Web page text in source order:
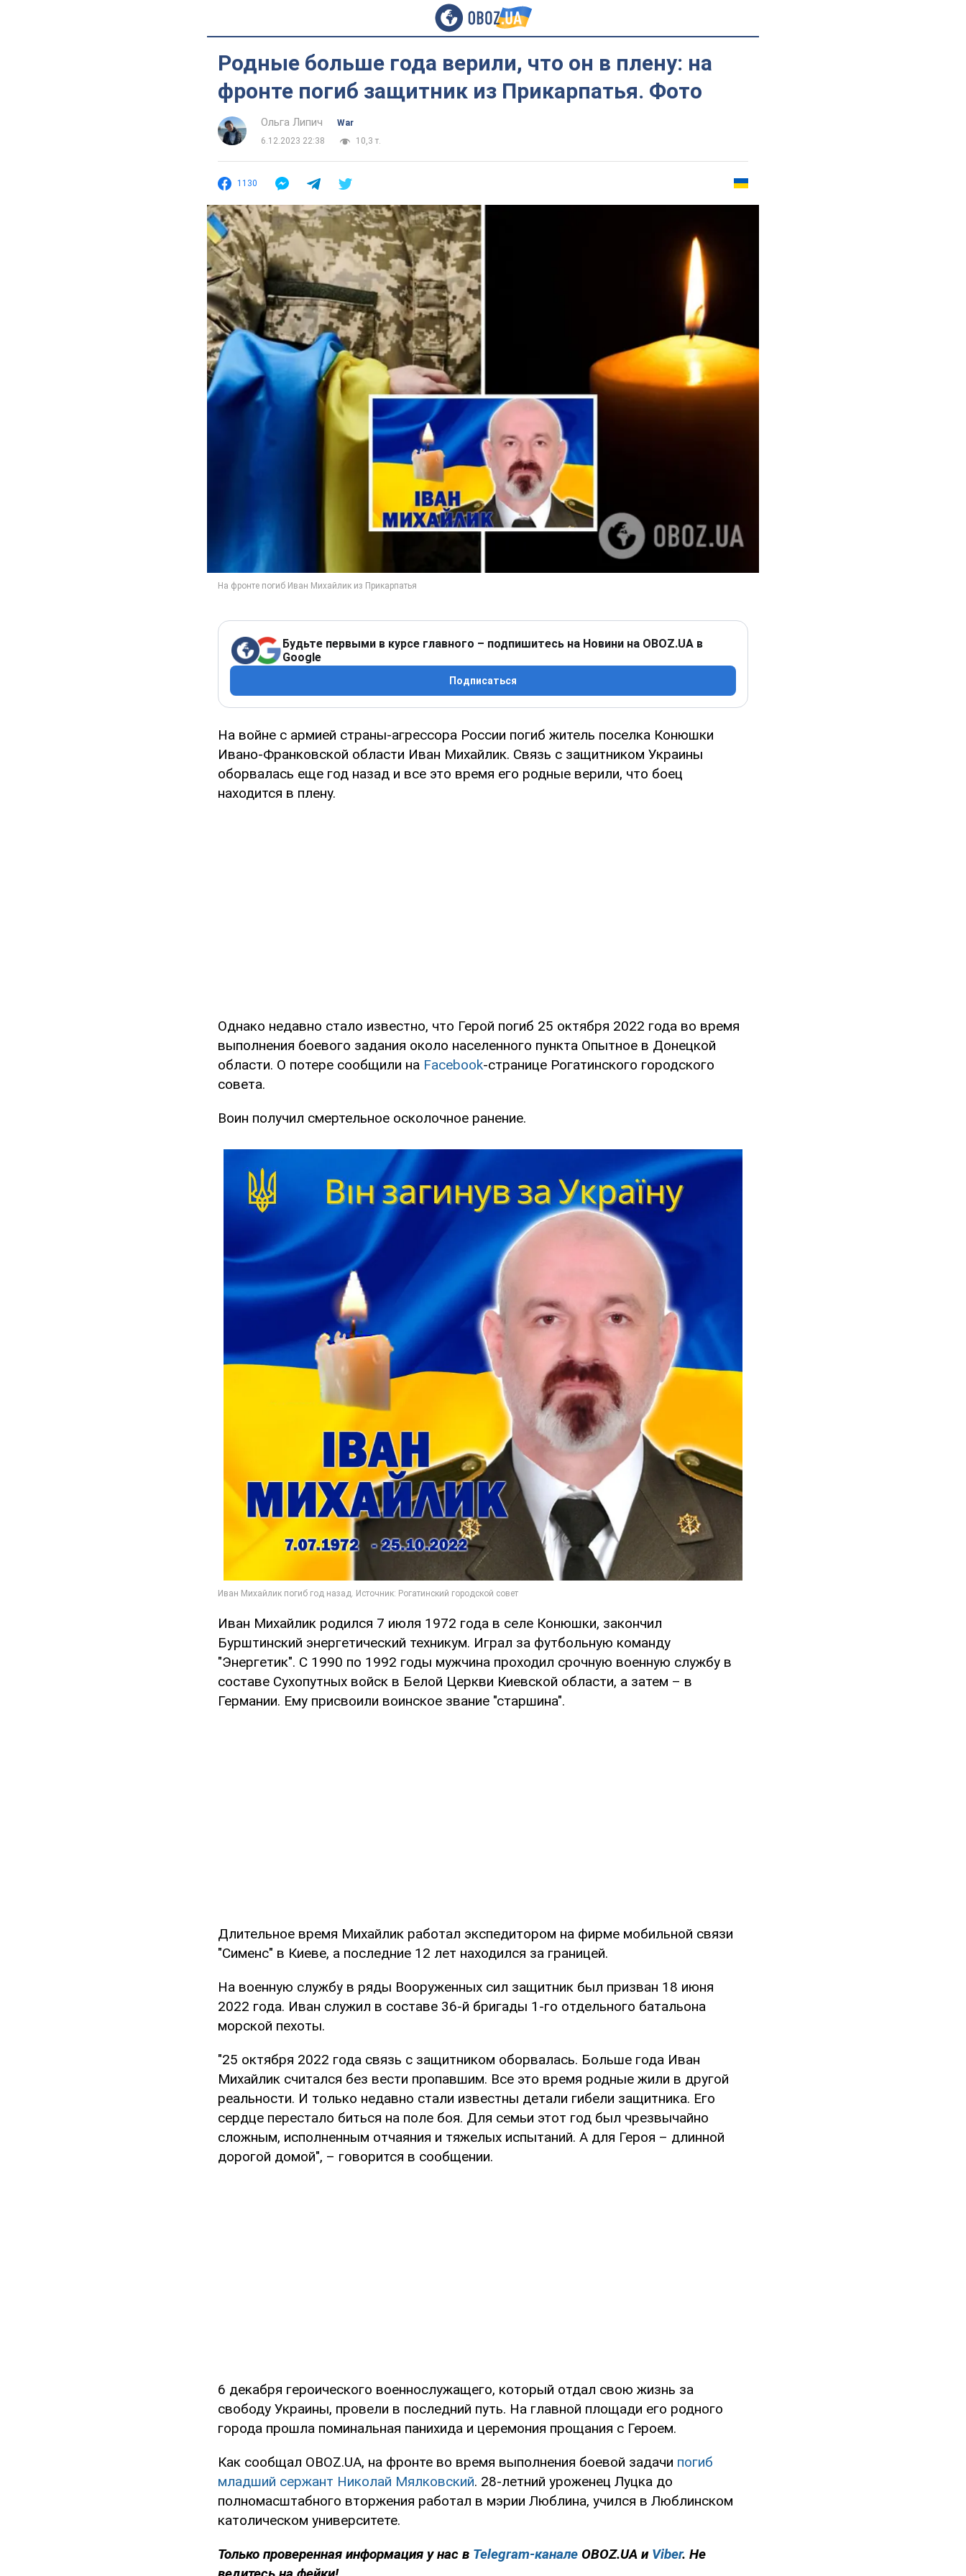
Родные больше года верили, что он в плену: на
фронте погиб защитник из Прикарпатья. Фото
Ольга Липич
War
6.12.2023 22:38
10,3 т.
1130
Будьте первыми в курсе главного – подпишитесь на Новини на OBOZ.UA в
Google
Подписаться
На войне с армией страны-агрессора России погиб житель поселка Конюшки
Ивано-Франковской области Иван Михайлик. Связь с защитником Украины
оборвалась еще год назад и все это время его родные верили, что боец
находится в плену.
Однако недавно стало известно, что Герой погиб 25 октября 2022 года во время
выполнения боевого задания около населенного пункта Опытное в Донецкой
области. О потере сообщили на Facebook-странице Рогатинского городского
совета.
Воин получил смертельное осколочное ранение.
Иван Михайлик родился 7 июля 1972 года в селе Конюшки, закончил
Бурштинский энергетический техникум. Играл за футбольную команду
"Энергетик". С 1990 по 1992 годы мужчина проходил срочную военную службу в
составе Сухопутных войск в Белой Церкви Киевской области, а затем – в
Германии. Ему присвоили воинское звание "старшина".
Длительное время Михайлик работал экспедитором на фирме мобильной связи
"Сименс" в Киеве, а последние 12 лет находился за границей.
На военную службу в ряды Вооруженных сил защитник был призван 18 июня
2022 года. Иван служил в составе 36-й бригады 1-го отдельного батальона
морской пехоты.
"25 октября 2022 года связь с защитником оборвалась. Больше года Иван
Михайлик считался без вести пропавшим. Все это время родные жили в другой
реальности. И только недавно стали известны детали гибели защитника. Его
сердце перестало биться на поле боя. Для семьи этот год был чрезвычайно
сложным, исполненным отчаяния и тяжелых испытаний. А для Героя – длинной
дорогой домой", – говорится в сообщении.
6 декабря героического военнослужащего, который отдал свою жизнь за
свободу Украины, провели в последний путь. На главной площади его родного
города прошла поминальная панихида и церемония прощания с Героем.
Как сообщал OBOZ.UA, на фронте во время выполнения боевой задачи погиб
младший сержант Николай Мялковский. 28-летний уроженец Луцка до
полномасштабного вторжения работал в мэрии Люблина, учился в Люблинском
католическом университете.
Только проверенная информация у нас в Telegram-канале OBOZ.UA и Viber. Не